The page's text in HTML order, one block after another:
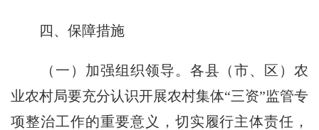
四、保障措施
（一）加强组织领导。 各县（市、区）农
业农村局要充分认识开展农村集体“三资”监管专
项整治工作的重要意义，切实履行主体责任，